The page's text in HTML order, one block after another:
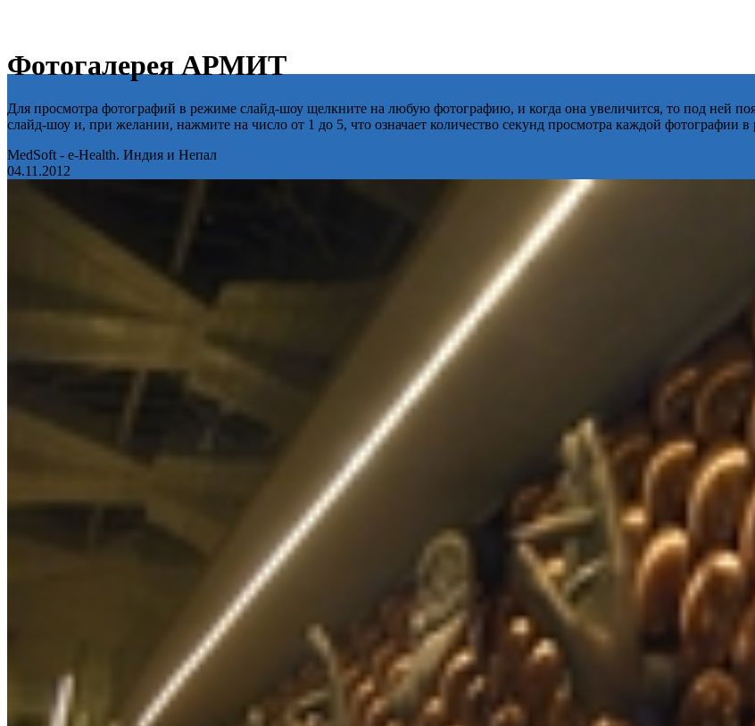
Фотогалерея АРМИТ
Для просмотра фотографий в режиме слайд-шоу щелкните на любую фотографию, и когда она увеличится, то под ней
слайд-шоу и, при желании, нажмите на число от 1 до 5, что означает количество секунд просмотра каждой фотографии
MedSoft - e-Health. Индия и Непал
04.11.2012